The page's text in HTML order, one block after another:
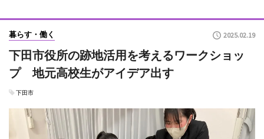
暮らす・働く 2025.02.19
下田市役所の跡地活用を考えるワークショッ
プ 地元高校生がアイデア出す
下田市